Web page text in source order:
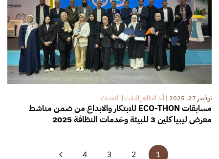
نوفمبر 27, 2025 | أ.ذ الطاهر الثابت | الاحداث
مسابقات ECO-THON للابتكار والابداع من ضمن مناشط
معرض ليبيا كلين 3 للبيئة وخدمات النظافة 2025
1
2
3
4